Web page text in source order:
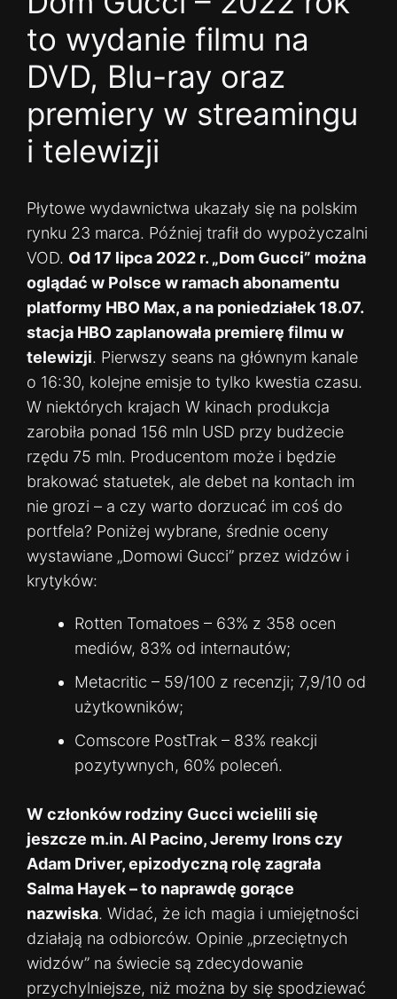
to wydanie filmu na
DVD, Blu-ray oraz
premiery w streamingu
i telewizji
Płytowe wydawnictwa ukazały się na polskim
rynku 23 marca. Później trafił do wypożyczalni
VOD. Od 17 lipca 2022 r. „Dom Gucci” można
oglądać w Polsce w ramach abonamentu
platformy HBO Max, a na poniedziałek 18.07.
stacja HBO zaplanowała premierę filmu w
telewizji. Pierwszy seans na głównym kanale
o 16:30, kolejne emisje to tylko kwestia czasu.
W niektórych krajach W kinach produkcja
zarobiła ponad 156 mln USD przy budżecie
rzędu 75 mln. Producentom może i będzie
brakować statuetek, ale debet na kontach im
nie grozi – a czy warto dorzucać im coś do
portfela? Poniżej wybrane, średnie oceny
wystawiane „Domowi Gucci” przez widzów i
krytyków:
Rotten Tomatoes – 63% z 358 ocen
mediów, 83% od internautów;
Metacritic – 59/100 z recenzji; 7,9/10 od
użytkowników;
Comscore PostTrak – 83% reakcji
pozytywnych, 60% poleceń.
W członków rodziny Gucci wcielili się
jeszcze m.in. Al Pacino, Jeremy Irons czy
Adam Driver, epizodyczną rolę zagrała
Salma Hayek – to naprawdę gorące
nazwiska. Widać, że ich magia i umiejętności
działają na odbiorców. Opinie „przeciętnych
widzów” na świecie są zdecydowanie
przychylniejsze, niż można by się spodziewać